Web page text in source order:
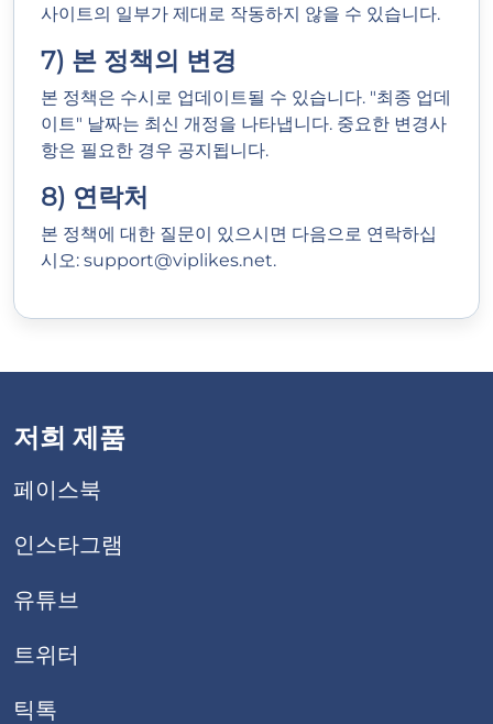
사이트의 일부가 제대로 작동하지 않을 수 있습니다.
7) 본 정책의 변경
본 정책은 수시로 업데이트될 수 있습니다. "최종 업데
이트" 날짜는 최신 개정을 나타냅니다. 중요한 변경사
항은 필요한 경우 공지됩니다.
8) 연락처
본 정책에 대한 질문이 있으시면 다음으로 연락하십
시오: support@viplikes.net.
저희 제품
페이스북
인스타그램
유튜브
트위터
틱톡